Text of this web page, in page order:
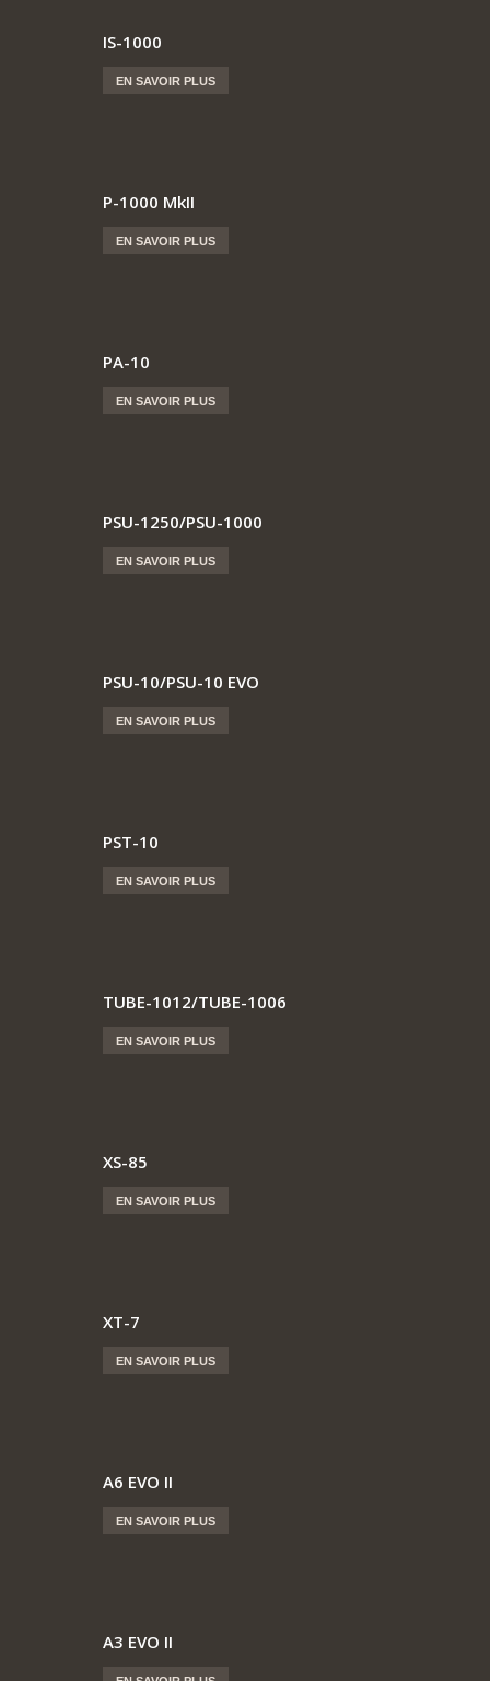
IS-1000
EN SAVOIR PLUS
P-1000 MkII
EN SAVOIR PLUS
PA-10
EN SAVOIR PLUS
PSU-1250/PSU-1000
EN SAVOIR PLUS
PSU-10/PSU-10 EVO
EN SAVOIR PLUS
PST-10
EN SAVOIR PLUS
TUBE-1012/TUBE-1006
EN SAVOIR PLUS
XS-85
EN SAVOIR PLUS
XT-7
EN SAVOIR PLUS
A6 EVO II
EN SAVOIR PLUS
A3 EVO II